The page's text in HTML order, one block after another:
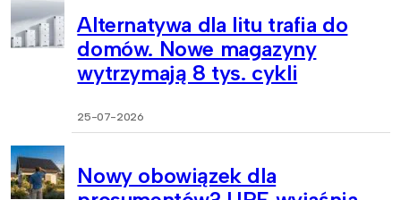
Alternatywa dla litu trafia do
domów. Nowe magazyny
wytrzymają 8 tys. cykli
25-07-2026
Nowy obowiązek dla